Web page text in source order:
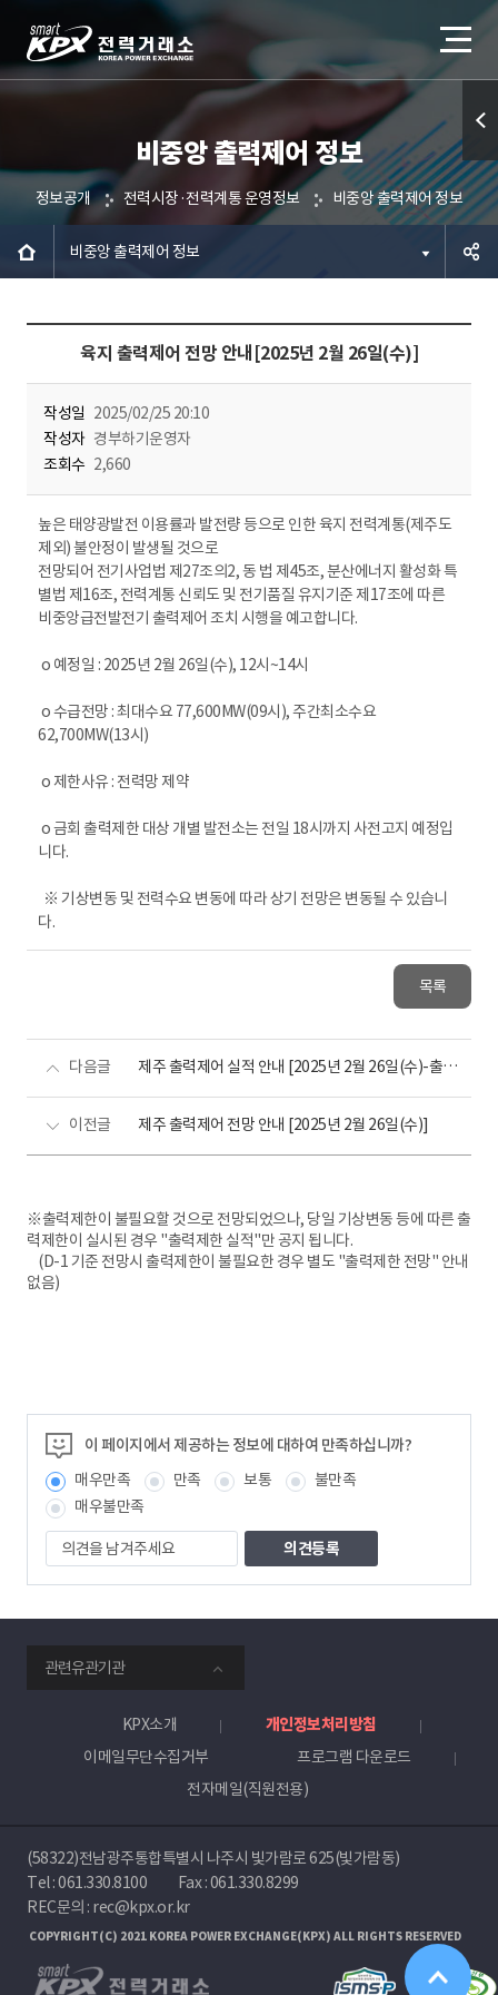
비중앙 출력제어 정보
정보공개 전력시장·전력계통 운영정보 비중앙 출력제어 정보
비중앙 출력제어 정보
육지 출력제어 전망 안내[2025년 2월 26일(수)]
작성일 2025/02/25 20:10
작성자 경부하기운영자
조회수 2,660
높은 태양광발전 이용률과 발전량 등으로 인한 육지 전력계통(제주도
제외) 불안정이 발생될 것으로
전망되어 전기사업법 제27조의2, 동 법 제45조, 분산에너지 활성화 특
별법 제16조, 전력계통 신뢰도 및 전기품질 유지기준 제17조에 따른
비중앙급전발전기 출력제어 조치 시행을 예고합니다.
o 예정일 : 2025년 2월 26일(수), 12시~14시
o 수급전망 : 최대수요 77,600MW(09시), 주간최소수요
62,700MW(13시)
o 제한사유 : 전력망 제약
o 금회 출력제한 대상 개별 발전소는 전일 18시까지 사전고지 예정입
니다.
※ 기상변동 및 전력수요 변동에 따라 상기 전망은 변동될 수 있습니
다.
목록
다음글 제주 출력제어 실적 안내 [2025년 2월 26일(수)-출력제어 없음]
이전글 제주 출력제어 전망 안내 [2025년 2월 26일(수)]
※출력제한이 불필요할 것으로 전망되었으나, 당일 기상변동 등에 따른 출
력제한이 실시된 경우 "출력제한 실적"만 공지 됩니다.
(D-1 기준 전망시 출력제한이 불필요한 경우 별도 "출력제한 전망" 안내
없음)
이 페이지에서 제공하는 정보에 대하여 만족하십니까?
매우만족
만족 보통
불만족
매우불만족
의
견
을
겨
주
세
요
관련유관기관
KPX소개
개인정보처리방침
이메일무단수집거부
프로그램 다운로드
전자메일(직원전용)
(58322)전남광주통합특별시 나주시 빛가람로 625(빛가람동)
Tel :061.330.8100
Fax : 061.330.8299
REC문의 : rec@kpx.or.kr
COPYRIGHT(C) 2021 KOREA POWER EXCHANGE(KPX) ALL RIGHTS RESERVED
퀵메
뉴 열
기